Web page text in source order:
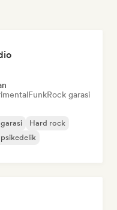
FunkRock garasi
Hard rock